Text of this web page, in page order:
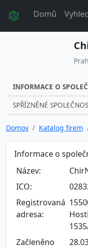
Domů
INFORMACE O
SPŘÍZNĚNÉ
Domov Katalog firem
Informace o
Název:
ICO:
Registrovaná
adresa:
Začleněno